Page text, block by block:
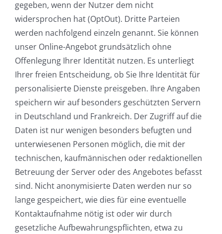
gegeben, wenn der Nutzer dem nicht
widersprochen hat (OptOut). Dritte Parteien
werden nachfolgend einzeln genannt. Sie können
unser Online-Angebot grundsätzlich ohne
Offenlegung Ihrer Identität nutzen. Es unterliegt
Ihrer freien Entscheidung, ob Sie Ihre Identität für
personalisierte Dienste preisgeben. Ihre Angaben
speichern wir auf besonders geschützten Servern
in Deutschland und Frankreich. Der Zugriff auf die
Daten ist nur wenigen besonders befugten und
unterwiesenen Personen möglich, die mit der
technischen, kaufmännischen oder redaktionellen
Betreuung der Server oder des Angebotes befasst
sind. Nicht anonymisierte Daten werden nur so
lange gespeichert, wie dies für eine eventuelle
Kontaktaufnahme nötig ist oder wir durch
gesetzliche Aufbewahrungspflichten, etwa zu